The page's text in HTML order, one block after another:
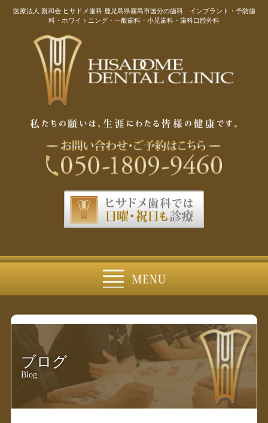
医療法人 親和会 ヒサドメ歯科 鹿児島県霧島市国分の歯科 インプラント・予防歯
科・ホワイトニング・一般歯科・小児歯科・歯科口腔外科
ブログ
Blog